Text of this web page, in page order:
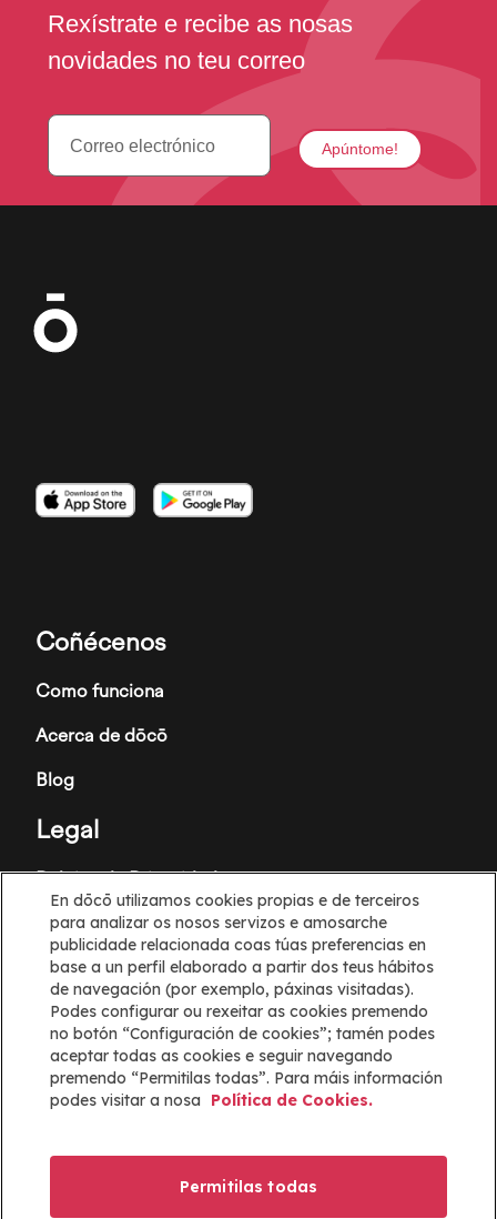
Imaxe
Imaxe Imaxe
Coñécenos
Como funciona
Acerca de dōcō
Blog
Legal
Política de Privacidade
Termos e Condicións
Política de cookies
Configuración de cookies
Información
Axuda
Mapa web
ayuda@docoapp.com
En dōcō utilizamos cookies propias e de terceiros
para analizar os nosos servizos e amosarche
publicidade relacionada coas túas preferencias en
base a un perfil elaborado a partir dos teus hábitos
de navegación (por exemplo, páxinas visitadas).
Podes configurar ou rexeitar as cookies premendo
no botón “Configuración de cookies”; tamén podes
aceptar todas as cookies e seguir navegando
premendo “Permitilas todas”. Para máis información
podes visitar a nosa
Política de Cookies.
Permitilas todas